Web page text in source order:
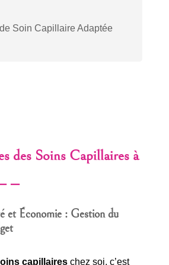
Soin Capillaire Adaptée
des Soins Capillaires à
et Économie : Gestion du
capillaireschez soi, c’est